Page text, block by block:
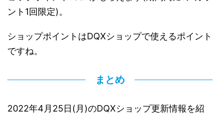
ント1回限定)。
ショップポイントはDQXショップで使えるポイント
ですね。
まとめ
2022年4月25日(月)のDQXショップ更新情報を紹